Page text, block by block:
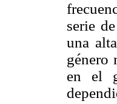
serie
una
género
en el